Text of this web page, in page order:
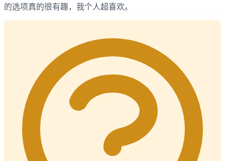
的选项真的很有趣，我个人超喜欢。